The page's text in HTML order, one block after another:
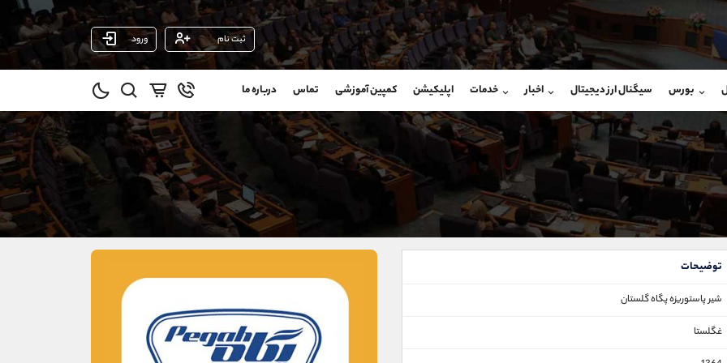
ثبت نام ورود
بورس سیگنال ارز دیجیتال اخبار خدمات اپلیکیشن کمپین آموزشی تماس درباره ما
توضیحات
شير پاستوريزه پگاه گلستان
غگلستا
شروع گفتگو
@Armteam_admin_por
107
شروع گفتگو
@Armteam_admin_33
داخلی 118
(فائزه تهرانی)
09101364784
واتساپ شروع گفتگو
تلگرام @Armteam_admin_104
021-22021030
90001030
@alireza.mehrabii
@alirezamehrabi_com
@alirezamehrabi_official